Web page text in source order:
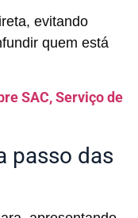
evitando
quem está
SAC, Serviço de
passo das